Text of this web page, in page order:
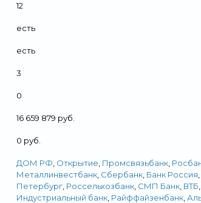
12
есть
есть
3
0
16 659 879 руб.
0 руб.
ДОМ РФ Открытие Промсвязьбанк,
Металлинвестбанк, Сбербанк, Банк Россия
Петербург, Россельхозбанк, СМП Банк, ВТБ
Индустриальный банк, Райффайзенбанк,